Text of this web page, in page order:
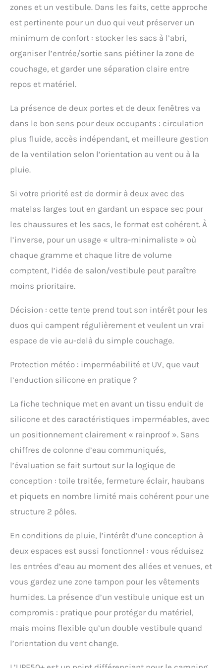
hiver. [Robuste et
extérieure de cette tente
est en tissu enduit de
et la couche intérieure
est en tissu en nylon
Les poteaux de tente et
les clous de sol sont
fabriqués en alliage
d'aluminium 7001, qui
n'est pas facile à casser
fois fixée, la tente peut
résister à des vents forts
de 24 mètres/seconde.
[Ouverture
bidirectionnelle] Il y a
l'arrière de la tente pour
l'entrée et la sortie, ce qui
est très pratique. Le
portes, dont l'une peut
bâtons de randonnée ou
d'autres bâtons pour
[Ventilation anti-
moustiques] Une tente
double couche avec
peut empêcher les
en assurant la
ventilation. Il y a des
deux côtés pour assurer
une certaine ventilation
lorsque la porte de la
tente est fermée, ce qui
peut réduire
de dire adieu à un
environnement de
[Conception détaillée] La
conception incurvée du
l'utilisation de l'espace.
La corde coupe-vent est
réfléchissantes pour
éviter de trébucher dans
sombres. Il y a des
zones et un vestibule. Dans les faits, cette approche
est pertinente pour un duo qui veut préserver un
minimum de confort : stocker les sacs à l’abri,
organiser l’entrée/sortie sans piétiner la zone de
couchage, et garder une séparation claire entre
repos et matériel.
La présence de deux portes et de deux fenêtres va
dans le bon sens pour deux occupants : circulation
plus fluide, accès indépendant, et meilleure gestion
de la ventilation selon l’orientation au vent ou à la
pluie.
Si votre priorité est de dormir à deux avec des
matelas larges tout en gardant un espace sec pour
les chaussures et les sacs, le format est cohérent. À
l’inverse, pour un usage « ultra-minimaliste » où
chaque gramme et chaque litre de volume
comptent, l’idée de salon/vestibule peut paraître
moins prioritaire.
Décision : cette tente prend tout son intérêt pour les
duos qui campent régulièrement et veulent un vrai
espace de vie au-delà du simple couchage.
Protection météo : imperméabilité et UV, que vaut
l’enduction silicone en pratique ?
La fiche technique met en avant un tissu enduit de
silicone et des caractéristiques imperméables, avec
un positionnement clairement « rainproof ». Sans
chiffres de colonne d’eau communiqués,
l’évaluation se fait surtout sur la logique de
conception : toile traitée, fermeture éclair, haubans
et piquets en nombre limité mais cohérent pour une
structure 2 pôles.
En conditions de pluie, l’intérêt d’une conception à
deux espaces est aussi fonctionnel : vous réduisez
les entrées d’eau au moment des allées et venues, et
vous gardez une zone tampon pour les vêtements
humides. La présence d’un vestibule unique est un
compromis : pratique pour protéger du matériel,
mais moins flexible qu’un double vestibule quand
l’orientation du vent change.